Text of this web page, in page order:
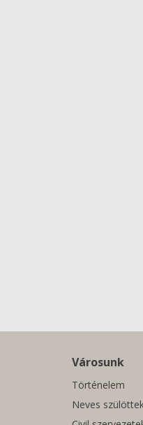
Városunk
Történelem
Neves